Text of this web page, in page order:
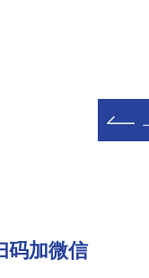
码加微信